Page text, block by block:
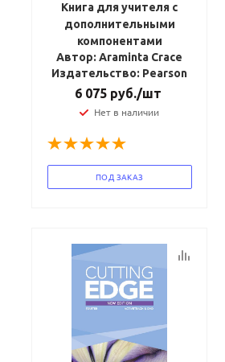
Книга для учителя с
дополнительными
компонентами
Автор: Araminta Crace
Издательство: Pearson
6 075руб./шт
Нет в наличии
ПОД ЗАКАЗ